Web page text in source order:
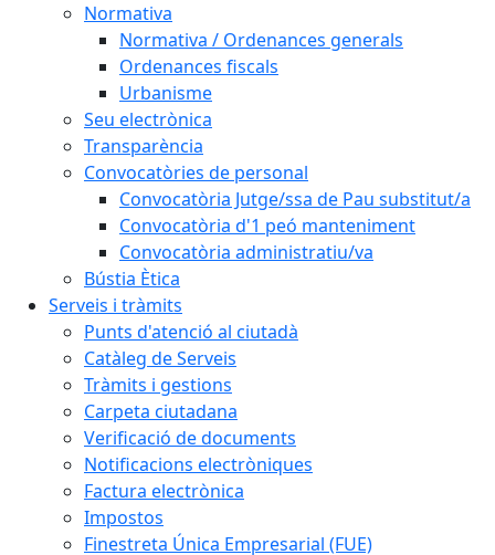
Normativa
Normativa / Ordenances generals
Ordenances fiscals
Urbanisme
Seu electrònica
Transparència
Convocatòries de personal
Convocatòria Jutge/ssa de Pau substitut/a
Convocatòria d'1 peó manteniment
Convocatòria administratiu/va
Bústia Ètica
Serveis i tràmits
Punts d'atenció al ciutadà
Catàleg de Serveis
Tràmits i gestions
Carpeta ciutadana
Verificació de documents
Notificacions electròniques
Factura electrònica
Impostos
Finestreta Única Empresarial (FUE)